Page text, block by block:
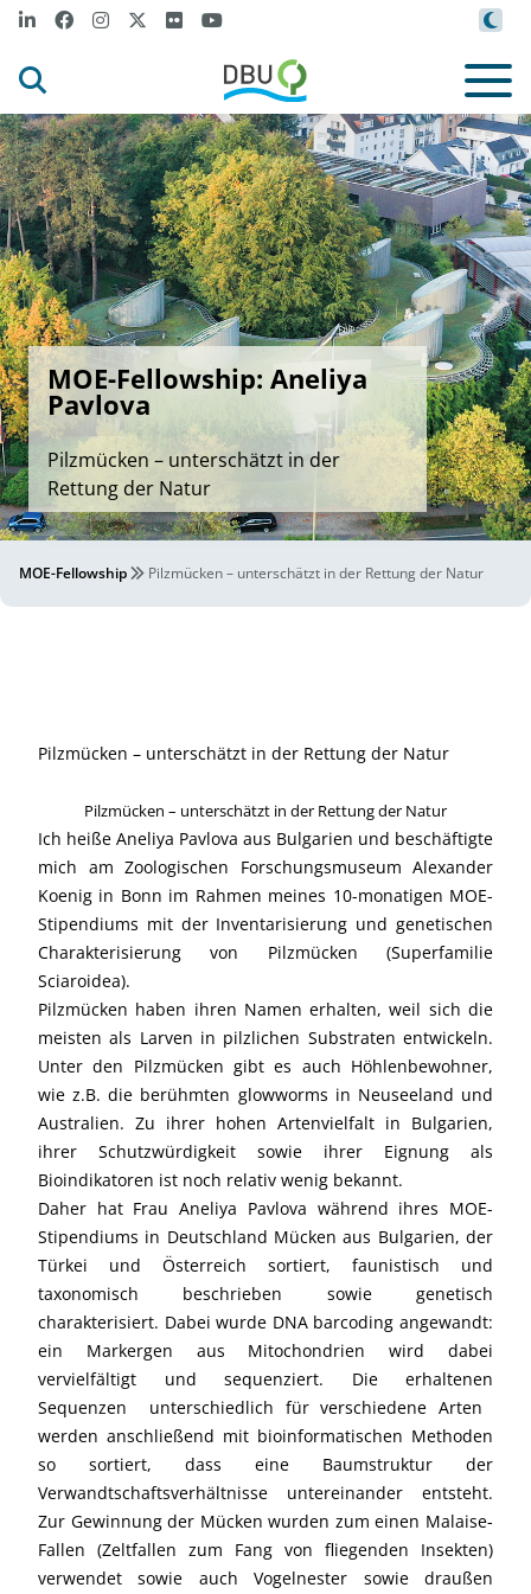
MOE-Fellowship: Aneliya
Pavlova
Pilzmücken – unterschätzt in der
Rettung der Natur
MOE-Fellowship Pilzmücken – unterschätzt in der Rettung der Natur
Pilzmücken – unterschätzt in der Rettung der Natur
Pilzmücken – unterschätzt in der Rettung der Natur
Ich heiße Aneliya Pavlova aus Bulgarien und beschäftigte
mich am Zoologischen Forschungsmuseum Alexander
Koenig in Bonn im Rahmen meines 10-monatigen MOE-
Stipendiums mit der Inventarisierung und genetischen
Charakterisierung von Pilzmücken (Superfamilie
Sciaroidea).
Pilzmücken haben ihren Namen erhalten, weil sich die
meisten als Larven in pilzlichen Substraten entwickeln.
Unter den Pilzmücken gibt es auch Höhlenbewohner,
wie z.B. die berühmten glowworms in Neuseeland und
Australien. Zu ihrer hohen Artenvielfalt in Bulgarien,
ihrer Schutzwürdigkeit sowie ihrer Eignung als
Bioindikatoren ist noch relativ wenig bekannt.
Daher hat Frau Aneliya Pavlova während ihres MOE-
Stipendiums in Deutschland Mücken aus Bulgarien, der
Türkei und Österreich sortiert, faunistisch und
taxonomisch beschrieben sowie genetisch
charakterisiert. Dabei wurde DNA barcoding angewandt:
ein Markergen aus Mitochondrien wird dabei
vervielfältigt und sequenziert. Die erhaltenen
Sequenzen  unterschiedlich für verschiedene Arten 
werden anschließend mit bioinformatischen Methoden
so sortiert, dass eine Baumstruktur der
Verwandtschaftsverhältnisse untereinander entsteht.
Zur Gewinnung der Mücken wurden zum einen Malaise-
Fallen (Zeltfallen zum Fang von fliegenden Insekten)
verwendet sowie auch Vogelnester sowie draußen